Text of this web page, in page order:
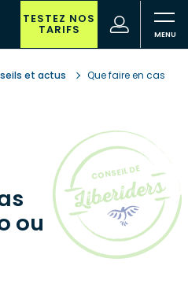
TESTEZ NOS
TARIFS
(nouvelle
fenêtre)
et actus
Que faire en cas
ou